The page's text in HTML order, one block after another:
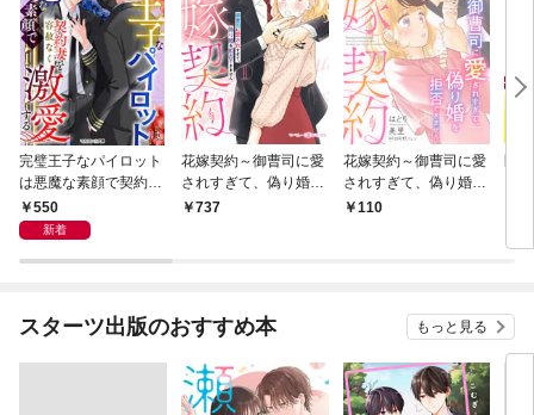
完璧王子なパイロット
は悪魔な素顔で契約妻
を容赦なく激愛する
550
新着
花嫁契約～御曹司に愛
されすぎて、偽り婚を
拒否できません～ 1
737
花嫁契約～御曹司に愛
されすぎて、偽り婚を
拒否できません～【分
110
医
スターツ出版のおすすめ本 もっと見る